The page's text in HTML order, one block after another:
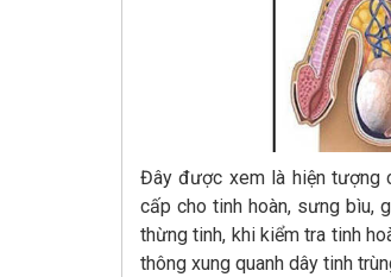
Đây được xem là hiện tượng
cấp cho tinh hoàn, sưng bìu,
thừng tinh, khi kiểm tra tinh
thông xung quanh dây tinh